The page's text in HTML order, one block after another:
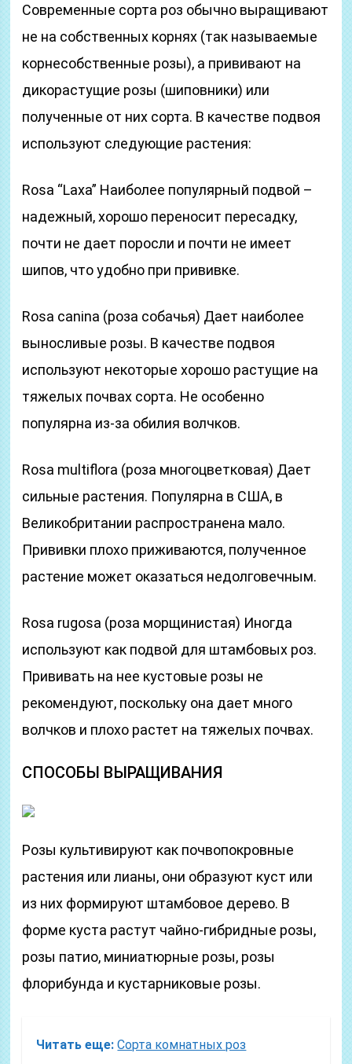
Современные сорта роз обычно выращивают
не на собственных корнях (так называемые
корнесобственные розы), а прививают на
дикорастущие розы (шиповники) или
полученные от них сорта. В качестве подвоя
используют следующие растения:
Rosa “Laxa” Наиболее популярный подвой –
надежный, хорошо переносит пересадку,
почти не дает поросли и почти не имеет
шипов, что удобно при прививке.
Rosa canina (роза собачья) Дает наиболее
выносливые розы. В качестве подвоя
используют некоторые хорошо растущие на
тяжелых почвах сорта. Не особенно
популярна из-за обилия волчков.
Rosa multiflora (роза многоцветковая) Дает
сильные растения. Популярна в США, в
Великобритании распространена мало.
Прививки плохо приживаются, полученное
растение может оказаться недолговечным.
Rosa rugosa (роза морщинистая) Иногда
используют как подвой для штамбовых роз.
Прививать на нее кустовые розы не
рекомендуют, поскольку она дает много
волчков и плохо растет на тяжелых почвах.
СПОСОБЫ ВЫРАЩИВАНИЯ
Розы культивируют как почвопокровные
растения или лианы, они образуют куст или
из них формируют штамбовое дерево. В
форме куста растут чайно-гибридные розы,
розы патио, миниатюрные розы, розы
флорибунда и кустарниковые розы.
Читать еще: Сорта комнатных роз